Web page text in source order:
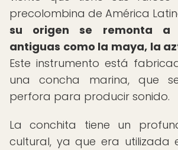
precolombina de América
su origen se remonta a
antiguas como la maya, la
Este instrumento está
una concha marina, que
perfora para producir sonido.
La conchita tiene un
cultural, ya que era utilizada